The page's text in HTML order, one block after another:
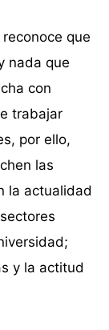
que
nada que
con
trabajar
por ello,
las
la actualidad
y la actitud